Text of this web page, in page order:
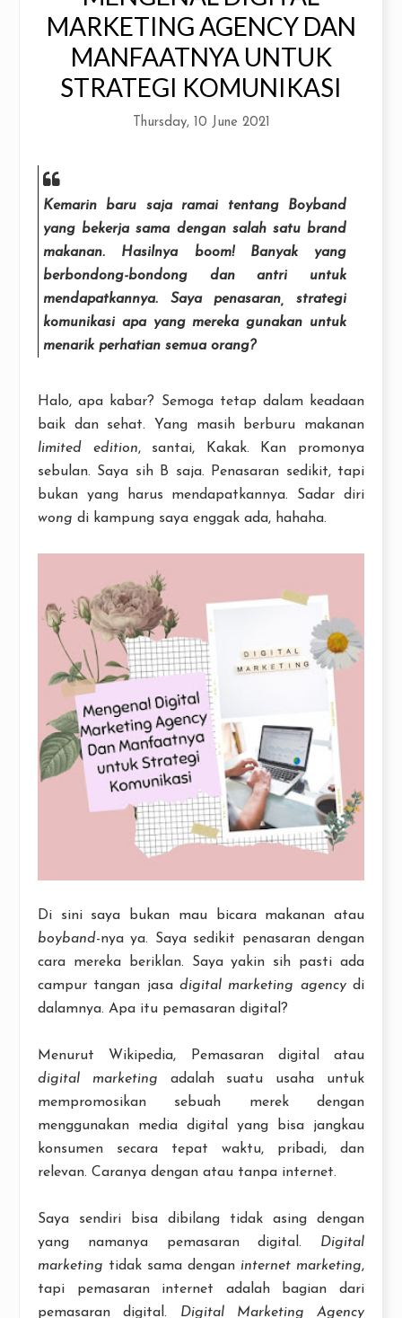
MARKETING AGENCY DAN
MANFAATNYA UNTUK
STRATEGI KOMUNIKASI
Thursday, 10 June 2021
Kemarin baru saja ramai tentang Boyband
yang bekerja sama dengan salah satu brand
makanan. Hasilnya boom! Banyak yang
berbondong-bondong dan antri untuk
mendapatkannya. Saya penasaran, strategi
komunikasi apa yang mereka gunakan untuk
menarik perhatian semua orang?
Halo, apa kabar? Semoga tetap dalam keadaan
baik dan sehat. Yang masih berburu makanan
limited edition, santai, Kakak. Kan promonya
sebulan. Saya sih B saja. Penasaran sedikit, tapi
bukan yang harus mendapatkannya. Sadar diri
wong di kampung saya enggak ada, hahaha.
Di sini saya bukan mau bicara makanan atau
boyband-nya ya. Saya sedikit penasaran dengan
cara mereka beriklan. Saya yakin sih pasti ada
campur tangan jasa digital marketing agencydi
dalamnya. Apa itu pemasaran digital?
Menurut Wikipedia, Pemasaran digital atau
digital marketing adalah suatu usaha untuk
mempromosikan sebuah merek dengan
menggunakan media digital yang bisa jangkau
konsumen secara tepat waktu, pribadi, dan
relevan. Caranya dengan atau tanpa internet.
Saya sendiri bisa dibilang tidak asing dengan
yang namanya pemasaran digital. Digital
marketing tidak sama dengan internet marketing,
tapi pemasaran internet adalah bagian dari
pemasaran digital. Digital Marketing Agency